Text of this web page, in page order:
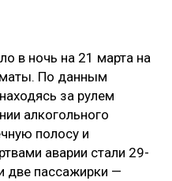
в ночь на 21 марта на
По данным
за рулем
алкогольного
полосу и
аварии стали 29-
две пассажирки —